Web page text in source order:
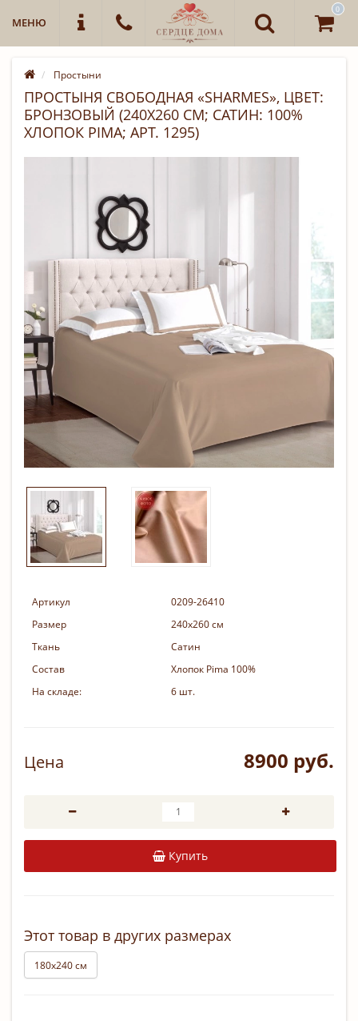
МЕНЮ
0
Простыни
ПРОСТЫНЯ СВОБОДНАЯ «SHARMES», ЦВЕТ:
БРОНЗОВЫЙ (240Х260 СМ; САТИН: 100%
ХЛОПОК PIMA; АРТ. 1295)
Артикул
0209-26410
Размер
240х260 см
Ткань
Сатин
Состав
Хлопок Pima 100%
На складе:
6 шт.
Цена 8900 руб.
Купить
Этот товар в других размерах
180х240 см